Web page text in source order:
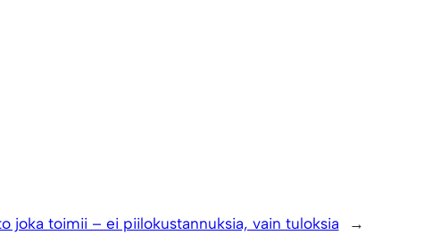
joka toimii – ei piilokustannuksia, vain tuloksia →